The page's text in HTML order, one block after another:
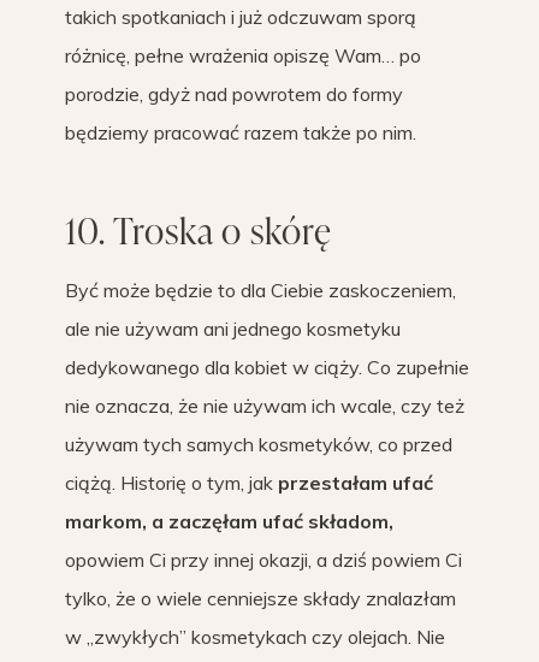
takich spotkaniach i już odczuwam sporą
różnicę, pełne wrażenia opiszę Wam… po
porodzie, gdyż nad powrotem do formy
będziemy pracować razem także po nim.
10. Troska o skórę
Być może będzie to dla Ciebie zaskoczeniem,
ale nie używam ani jednego kosmetyku
dedykowanego dla kobiet w ciąży. Co zupełnie
nie oznacza, że nie używam ich wcale, czy też
używam tych samych kosmetyków, co przed
ciążą. Historię o tym, jak przestałam ufać
markom, a zaczęłam ufać składom,
opowiem Ci przy innej okazji, a dziś powiem Ci
tylko, że o wiele cenniejsze składy znalazłam
w „zwykłych” kosmetykach czy olejach. Nie